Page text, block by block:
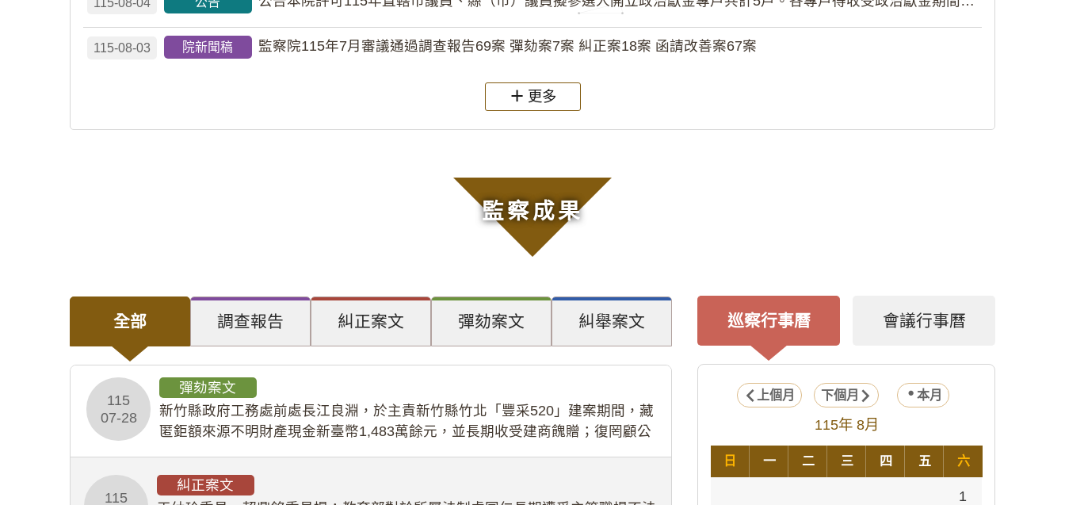
115-08-04
115-08-03 院新聞稿 監察院115年7月審議通過調查報告69案 彈劾案7案 糾正案18案 函請改善案67案
更多
監察成果
全部 調查報告 糾正案文 彈劾案文 糾舉案文
115
07-28
彈劾案文
新竹縣政府工務處前處長江良淵，於主責新竹縣竹北「豐采520」建案期間，藏
匿鉅額來源不明財產現金新臺幣1,483萬餘元，並長期收受建商餽贈；復罔顧公
115
糾正案文
巡察行事曆 會議行事曆
上個月 下個月 本月
115年 8月
日 一 二 三 四 五 六
1